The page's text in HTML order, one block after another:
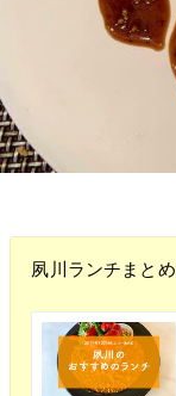
夙川ランチまと